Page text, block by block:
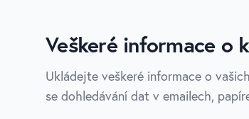
Veškeré informace o
Ukládejte veškeré informace o
se dohledávání dat v emailech,